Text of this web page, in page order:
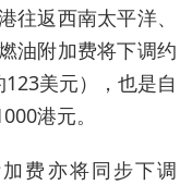
往返西南太平洋、
油附加费将下调约
美元），也是自
港元。
费亦将同步下调